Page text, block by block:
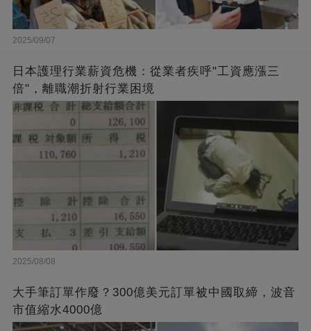
2025/09/07
日本護理行業薪資危機：從業者疾呼"工資應漲三
倍"，離職潮折射行業困境
2025/08/08
大手筆訂單作廢？300億美元訂單被中國取締，波音
市值縮水4000億